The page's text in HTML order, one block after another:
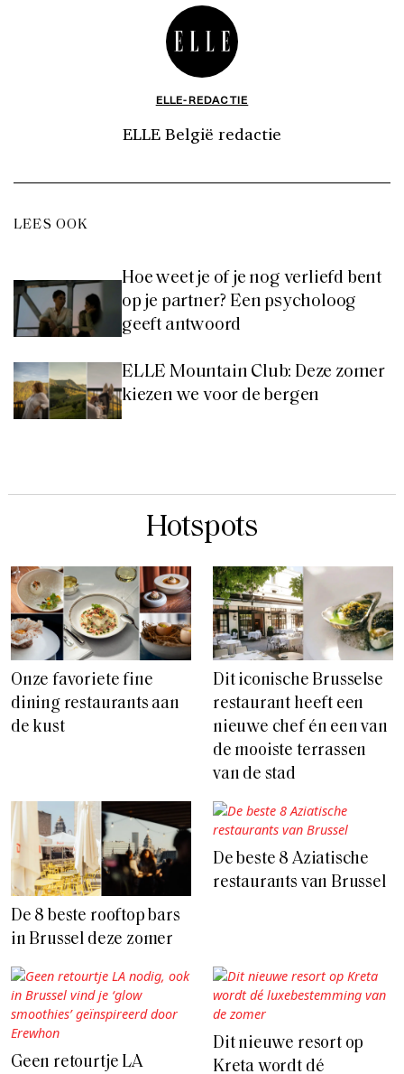
ELLE-REDACTIE
ELLE België redactie
LEES OOK
Hoe weet je of je nog verliefd bent
op je partner? Een psycholoog
geeft antwoord
ELLE Mountain Club: Deze zomer
kiezen we voor de bergen
Hotspots
Onze favoriete fine
dining restaurants aan
de kust
Dit iconische Brusselse
restaurant heeft een
nieuwe chef én een van
de mooiste terrassen
van de stad
De 8 beste rooftop bars
in Brussel deze zomer
De beste 8 Aziatische
restaurants van Brussel
Geen retourtje LA
Dit nieuwe resort op
Kreta wordt dé